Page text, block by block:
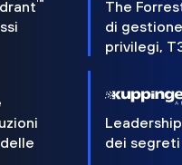
™
The
di
privilegi,
dei segreti